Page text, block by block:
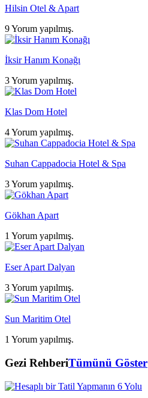
Hilsin Otel & Apart
9 Yorum yapılmış.
İksir Hanım Konağı
3 Yorum yapılmış.
Klas Dom Hotel
4 Yorum yapılmış.
Suhan Cappadocia Hotel & Spa
3 Yorum yapılmış.
Gökhan Apart
1 Yorum yapılmış.
Eser Apart Dalyan
3 Yorum yapılmış.
Sun Maritim Otel
1 Yorum yapılmış.
Gezi RehberiTümünü Göster